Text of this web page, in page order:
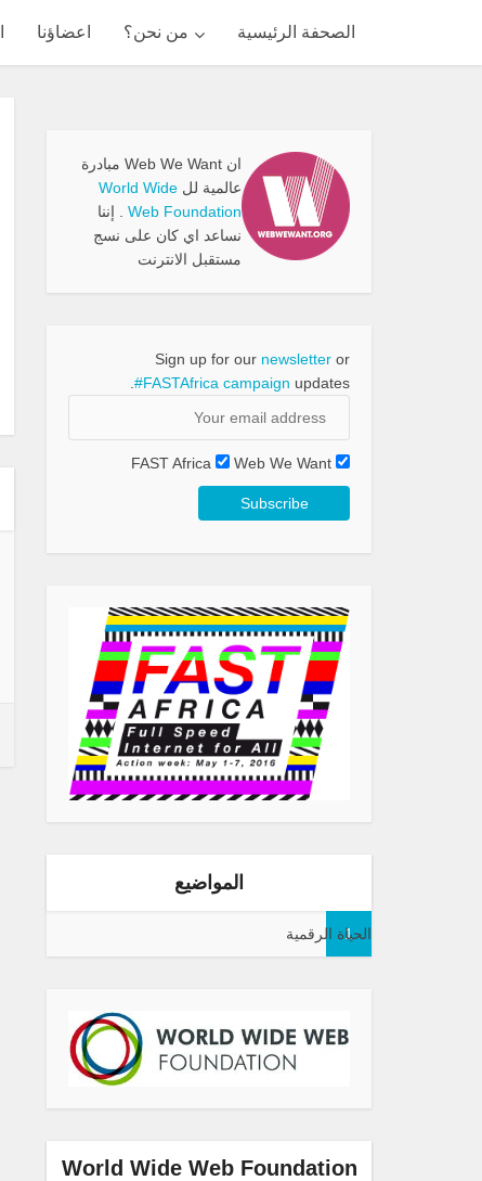
الصحفة الرئيسية من نحن؟ اعضاؤنا
ان Web We Want مبادرة
عالمية لل World Wide
Web Foundation . إننا
نساعد اي كان على نسج
مستقبل الانترنت
Sign up for our newsletter or
#FASTAfrica campaign updates.
FAST Africa Web We Want
المواضيع
الحياة الرقمية
1
World Wide Web Foundation